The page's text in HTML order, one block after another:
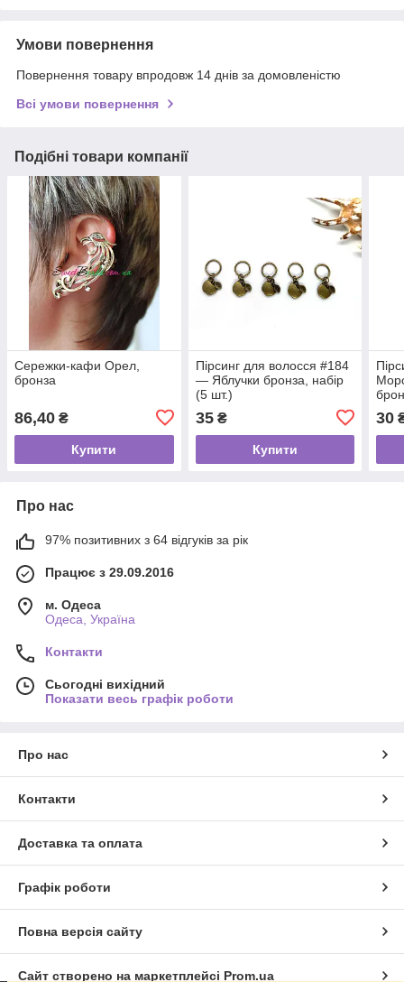
Умови повернення
Повернення товару впродовж 14 днів за домовленістю
Всі умови повернення
Подібні товари компанії
Сережки-кафи Орел,
бронза
86,40 ₴
Купити
Пірсинг для волосся #184
— Яблучки бронза, набір
(5 шт.)
35₴
Купити
30
Про нас
97% позитивних з 64 відгуків за рік
Працює з 29.09.2016
м. Одеса
Одеса, Україна
Контакти
Сьогодні вихідний
Показати весь графік роботи
Про нас
Контакти
Доставка та оплата
Графік роботи
Повна версія сайту
Сайт створено на маркетплейсі Prom.ua